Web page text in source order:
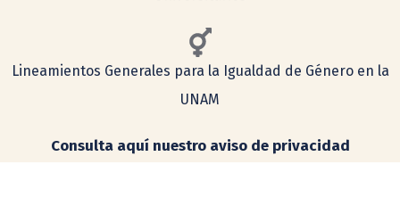
Lineamientos Generales para la Igualdad de Género en la
UNAM
Consulta aquí nuestro aviso de privacidad